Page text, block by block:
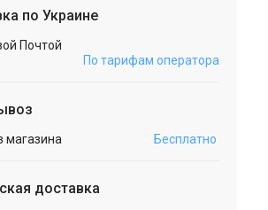
по Украине
Почтой
По тарифам оператора
магазина Бесплатно
доставка